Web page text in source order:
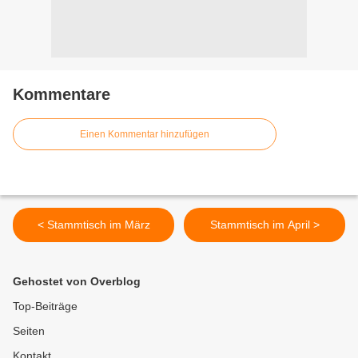
Kommentare
Einen Kommentar hinzufügen
< Stammtisch im März Stammtisch im April >
Gehostet von Overblog
Top-Beiträge
Seiten